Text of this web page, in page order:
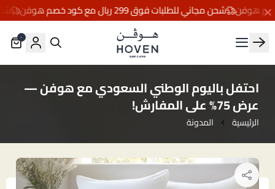
شحن مجاني للطلبات فوق 299 ريال مع كود خصم هوفن شحن
مفارش هوڤن
٠
احتفل باليوم الوطني السعودي مع هوفن —
عرض 75% على المفارش!
الرئيسية المدونة